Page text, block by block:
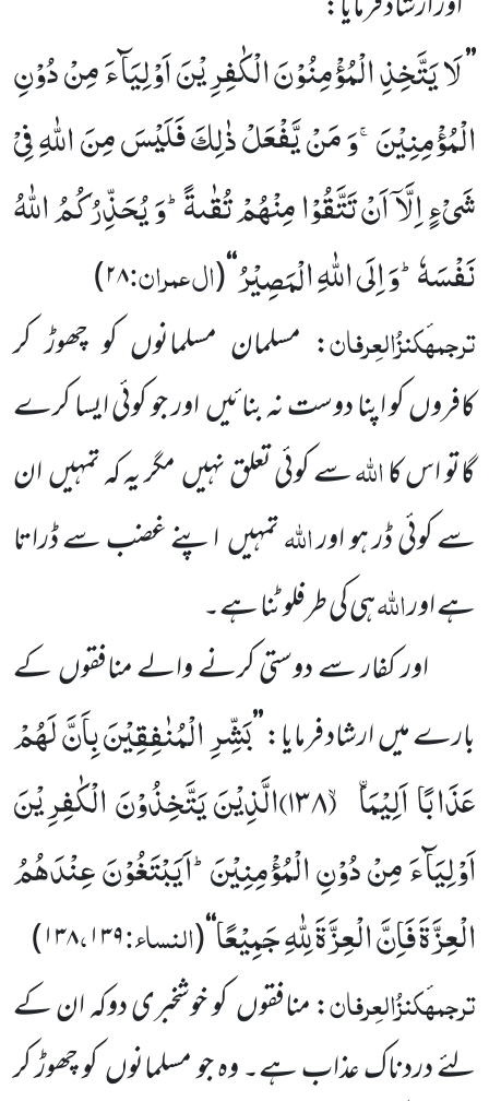
’’لَا یَتَّخِذِ الْمُؤْمِنُوْنَ الْكٰفِرِیْنَ اَوْلِیَآءَ مِنْ دُوْنِ
الْمُؤْمِنِیْنَۚ-وَ مَنْ یَّفْعَلْ ذٰلِكَ فَلَیْسَ مِنَ اللّٰهِ فِیْ
شَیْءٍ اِلَّاۤ اَنْ تَتَّقُوْا مِنْهُمْ تُقٰىةًؕ-وَ یُحَذِّرُكُمُ اللّٰهُ
نَفْسَهٗؕ-وَ اِلَى اللّٰهِ الْمَصِیْرُ‘‘
(ال عمران:۲۸)
ترجمہکنزُالعِرفان: مسلمان مسلمانوں کو چھوڑ کر
کافروں کو اپنا دوست نہ بنائیںاور جو کوئی ایسا کرے
گاتو اس کااللّٰہسے کوئی تعلق نہیںمگر یہ کہ تمہیںان
سے کوئی ڈر ہو اوراللّٰہتمہیںاپنے غضب سے ڈراتا
ہے اوراللّٰہہی کی طرفلوٹنا ہے۔
اور کفار سے دوستی کرنے والے منافقوںکے
بارے میںارشاد فرمایا:’’بَشِّرِ الْمُنٰفِقِیْنَ بِاَنَّ لَهُمْ
عَذَابًا اَلِیْمَا ﰳ ۙ (۱۳۸) الَّذِیْنَ یَتَّخِذُوْنَ الْكٰفِرِیْنَ
اَوْلِیَآءَ مِنْ دُوْنِ الْمُؤْمِنِیْنَؕ-اَیَبْتَغُوْنَ عِنْدَهُمُ
الْعِزَّةَ فَاِنَّ الْعِزَّةَ لِلّٰهِ جَمِیْعًا‘‘
(النساء: ۱۳۸،۱۳۹ )
ترجمہکنزُالعِرفان: منافقوںکو خوشخبری دوکہ ان کے
لئے دردناک عذاب ہے۔ وہ جو مسلمانوںکو چھوڑ کر